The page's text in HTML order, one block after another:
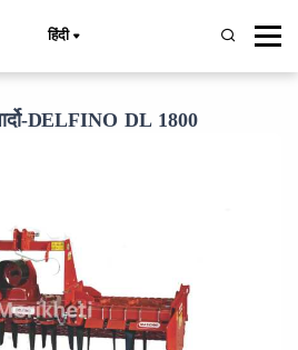
हिंदी
DELFINO DL 1800